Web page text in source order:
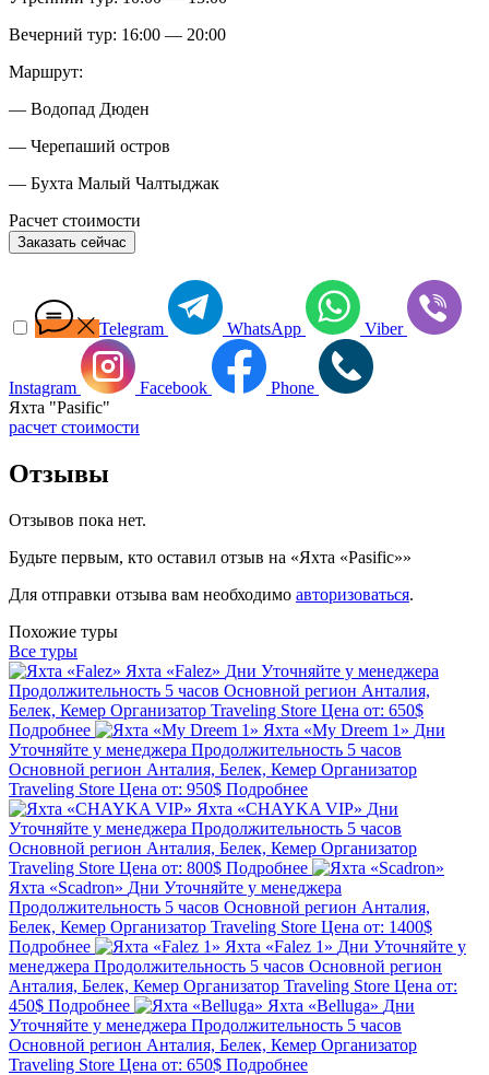
Вечерний тур: 16:00 — 20:00
Маршрут:
— Водопад Дюден
— Черепаший остров
— Бухта Малый Чалтыджак
Расчет стоимости
Заказать сейчас
Telegram WhatsApp Viber
Instagram Facebook
Phone
Яхта "Pasific"
расчет стоимости
Отзывы
Отзывов пока нет.
Будьте первым, кто оставил отзыв на «Яхта «Pasific»»
Для отправки отзыва вам необходимо авторизоваться.
Похожие туры
Все туры
Яхта «Falez» Дни Уточняйте у менеджера
Продолжительность 5 часов Основной регион Анталия,
Белек, Кемер Организатор Traveling Store Цена от: 650$
Подробнее
Яхта «My Dreem 1» Дни
Уточняйте у менеджера Продолжительность 5 часов
Основной регион Анталия, Белек, Кемер Организатор
Traveling Store Цена от: 950$ Подробнее
Яхта «CHAYKA VIP» Дни
Уточняйте у менеджера Продолжительность 5 часов
Основной регион Анталия, Белек, Кемер Организатор
Traveling Store Цена от: 800$ Подробнее
Яхта «Scadron» Дни Уточняйте у менеджера
Продолжительность 5 часов Основной регион Анталия,
Белек, Кемер Организатор Traveling Store Цена от: 1400$
Подробнее
Яхта «Falez 1» Дни Уточняйте у
менеджера Продолжительность 5 часов Основной регион
Анталия, Белек, Кемер Организатор Traveling Store Цена от:
450$ Подробнее Яхта «Belluga» Дни
Уточняйте у менеджера Продолжительность 5 часов
Основной регион Анталия, Белек, Кемер Организатор
Traveling Store Цена от: 650$ Подробнее